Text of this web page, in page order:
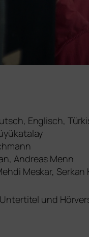
Englisch,
Andreas Menn
Meskar, Serkan
und